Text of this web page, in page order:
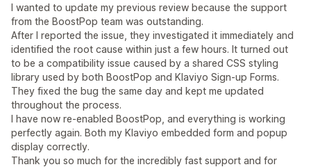
I wanted to update my previous review because the support
from the BoostPop team was outstanding.
After I reported the issue, they investigated it immediately and
identified the root cause within just a few hours. It turned out
to be a compatibility issue caused by a shared CSS styling
library used by both BoostPop and Klaviyo Sign-up Forms.
They fixed the bug the same day and kept me updated
throughout the process.
I have now re-enabled BoostPop, and everything is working
perfectly again. Both my Klaviyo embedded form and popup
display correctly.
Thank you so much for the incredibly fast support and for